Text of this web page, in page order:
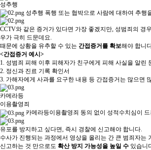
성추행
성추행 폭행 또는 협박으로 사람에 대하여 추행
CCTV와 같은 증거가 있다면 가장 좋겠지만, 성범죄의 경
우가 극히 드문데요.
때문에 상황을 유추할 수 있는 간접증거를 확보해야 합니
<간접증거 예시>
1. 성범죄 피해 이후 피해자가 친구에게 피해 사실을 알린
2. 정신과 진료 기록 확인서
3. 가해자에게 사과를 요구한 내용 등 간접증거는 많으면
카메라등
이용촬영죄
카메라등이용촬영죄 동의 없이 성적수치심이
유포를 방지하고 싶다면, 즉시 경찰에 신고해야 합니다.
수사가 진행되는 과정에서 영상을 올리는 간 큰 범죄자는
신고하는 것 만으로도 확산 방지 가능성을 높일 수 있습니